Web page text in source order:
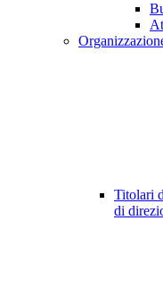
Titolari
di